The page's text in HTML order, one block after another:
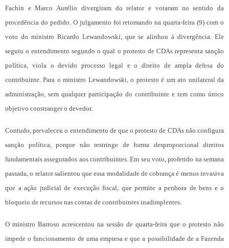
Fachin e Marco Aurélio divergiram do relator e votaram no sentido da
procedência do pedido. O julgamento foi retomando na quarta-feira (9) com o
voto do ministro Ricardo Lewandowski, que se alinhou à divergência. Ele
seguiu o entendimento segundo o qual o protesto de CDAs representa sanção
política, viola o devido processo legal e o direito de ampla defesa do
contribuinte. Para o ministro Lewandowski, o protesto é um ato unilateral da
administração, sem qualquer participação do contribuinte e tem como único
objetivo constranger o devedor.
Contudo, prevaleceu o entendimento de que o protesto de CDAs não configura
sanção política, porque não restringe de forma desproporcional direitos
fundamentais assegurados aos contribuintes. Em seu voto, proferido na semana
passada, o relator salientou que essa modalidade de cobrança é menos invasiva
que a ação judicial de execução fiscal, que permite a penhora de bens e o
bloqueio de recursos nas contas de contribuintes inadimplentes.
O ministro Barroso acrescentou na sessão de quarta-feira que o protesto não
impede o funcionamento de uma empresa e que a possibilidade de a Fazenda